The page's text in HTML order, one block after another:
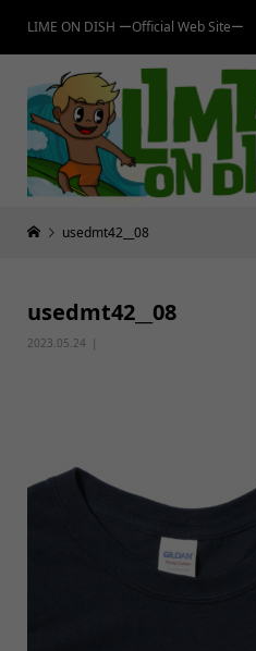
LIME ON DISH ーOfficial Web Siteー
usedmt42__08
usedmt42__08
2023.05.24